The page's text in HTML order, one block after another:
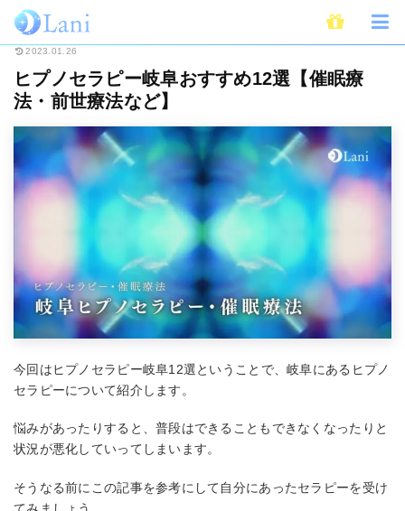
ホーム スピリチュアル ヒプノセラピー岐阜
2023.01.26
ヒプノセラピー岐阜おすすめ12選【催眠療
法・前世療法など】
今回はヒプノセラピー岐阜12選ということで、岐阜にあるヒプノ
セラピーについて紹介します。
悩みがあったりすると、普段はできることもできなくなったりと
状況が悪化していってしまいます。
そうなる前にこの記事を参考にして自分にあったセラピーを受け
てみましょう。